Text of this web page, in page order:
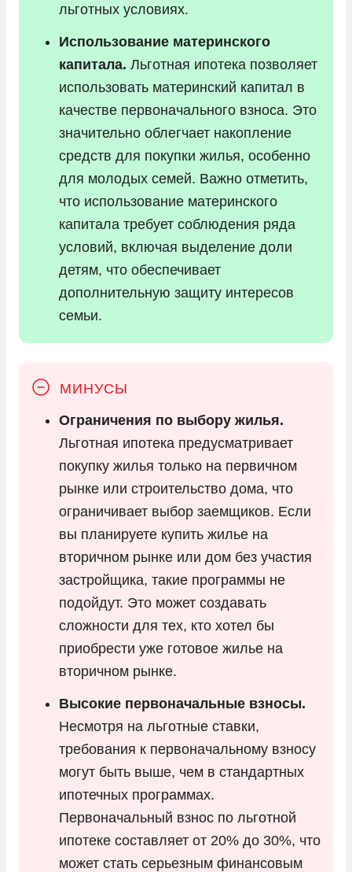
льготных условиях.
Использование материнского
капитала. Льготная ипотека позволяет
использовать материнский капитал в
качестве первоначального взноса. Это
значительно облегчает накопление
средств для покупки жилья, особенно
для молодых семей. Важно отметить,
что использование материнского
капитала требует соблюдения ряда
условий, включая выделение доли
детям, что обеспечивает
дополнительную защиту интересов
семьи.
Ограничения по выбору жилья.
Льготная ипотека предусматривает
покупку жилья только на первичном
рынке или строительство дома, что
ограничивает выбор заемщиков. Если
вы планируете купить жилье на
вторичном рынке или дом без участия
застройщика, такие программы не
подойдут. Это может создавать
сложности для тех, кто хотел бы
приобрести уже готовое жилье на
вторичном рынке.
Высокие первоначальные взносы.
Несмотря на льготные ставки,
требования к первоначальному взносу
могут быть выше, чем в стандартных
ипотечных программах.
Первоначальный взнос по льготной
ипотеке составляет от 20% до 30%, что
может стать серьезным финансовым